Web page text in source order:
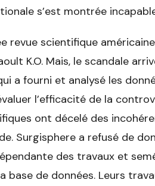
s’est montrée
revue scientifique américaine
K.O. Mais, le scandale
a fourni et analysé les
l’efficacité de la
ont décelé des
Surgisphere a refusé de
des travaux et
base de données. Leurs